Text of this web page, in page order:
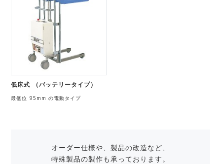
低床式 （バッテリータイプ）
最低位 95mm の電動タイプ
オーダー仕様や、製品の改造など、
特殊製品の製作も承っております。